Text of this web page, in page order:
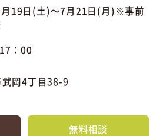
19日(土)～7月21日(月)※事前
：00
岡4丁目38-9
無料相談